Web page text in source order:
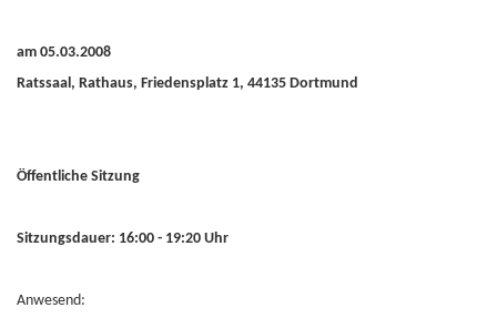
am 05.03.2008
Ratssaal, Rathaus, Friedensplatz 1, 44135 Dortmund
Öffentliche Sitzung
Sitzungsdauer: 16:00 - 19:20 Uhr
Anwesend: